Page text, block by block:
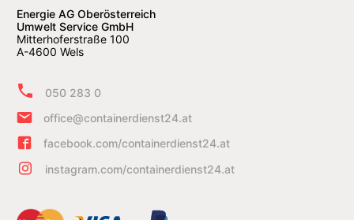
Energie AG Oberösterreich
Umwelt Service GmbH
Mitterhoferstraße 100
A-4600 Wels
050 283 0
office@containerdienst24.at
facebook.com/containerdienst24.at
instagram.com/containerdienst24.at